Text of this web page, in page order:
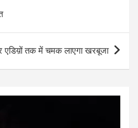
एडिय़ों तक में चमक लाएगा खरबूजा